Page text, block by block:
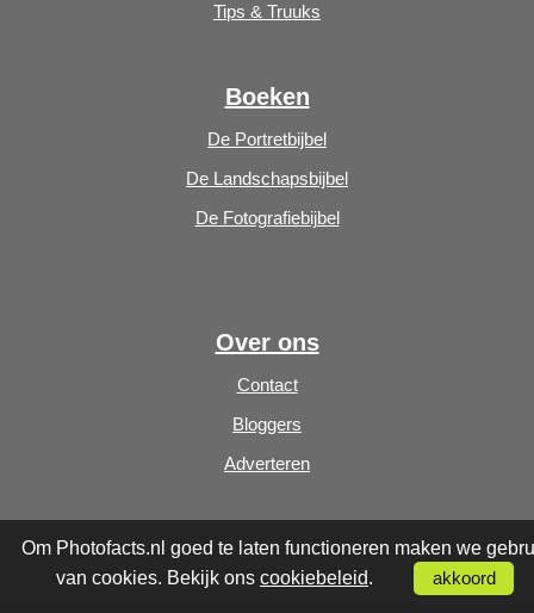
Tips & Truuks
Boeken
De Portretbijbel
De Landschapsbijbel
De Fotografiebijbel
Over ons
Contact
Bloggers
Adverteren
Om Photofacts.nl goed te laten functioneren maken we
van cookies. Bekijk ons cookiebeleid. akkoord